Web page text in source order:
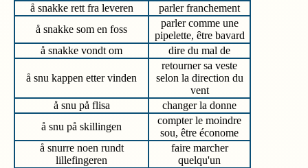
å snakke rett fra leveren
parler franchement
å snakke som en foss
parler comme une
pipelette, être bavard
å snakke vondt om
dire du mal de
å snu kappen etter vinden
retourner sa veste
selon la direction du
vent
å snu på flisa
changer la donne
å snu på skillingen
compter le moindre
sou, être économe
å snurre noen rundt
lillefingeren
faire marcher
quelqu'un